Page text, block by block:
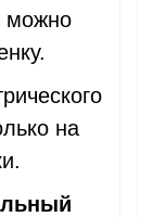
можно
на